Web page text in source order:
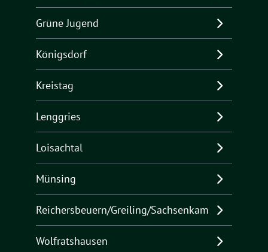
Grüne Jugend
Königsdorf
Kreistag
Lenggries
Loisachtal
Münsing
Reichersbeuern/Greiling/Sachsenkam
Wolfratshausen